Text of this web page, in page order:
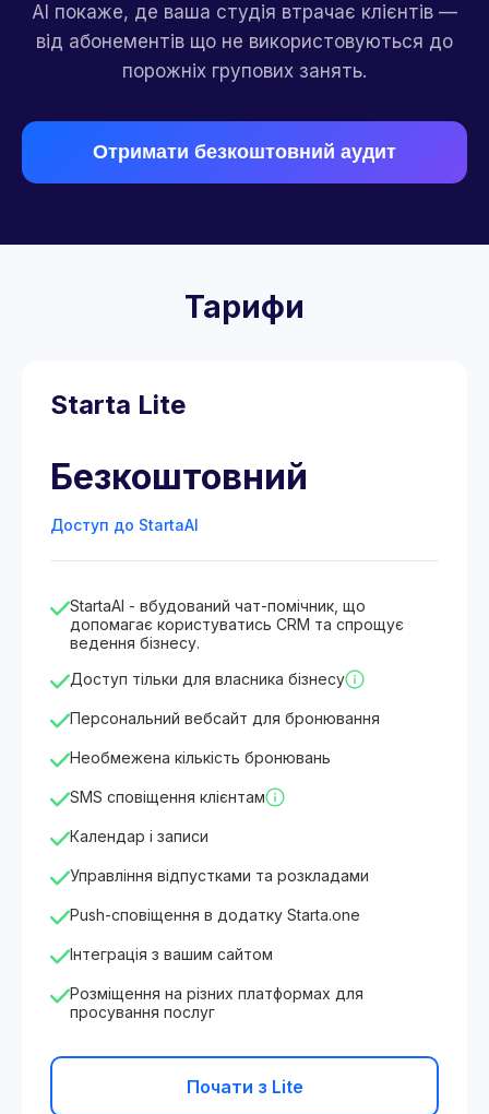
AI покаже, де ваша студія втрачає клієнтів —
від абонементів що не використовуються до
порожніх групових занять.
Отримати безкоштовний аудит
Тарифи
Starta Lite
Безкоштовний
Доступ до StartaAI
StartaAI - вбудований чат-помічник, що
допомагає користуватись CRM та спрощує
ведення бізнесу.
Доступ тільки для власника бізнесу
Персональний вебсайт для бронювання
Необмежена кількість бронювань
SMS сповіщення клієнтам
Календар і записи
Управління відпустками та розкладами
Push-сповіщення в додатку Starta.one
Інтеграція з вашим сайтом
Розміщення на різних платформах для
просування послуг
Почати з Lite